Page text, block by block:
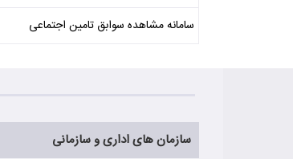
سامانه مشاهده سوابق تامین اجتماعی
سازمان های اداری و سازمانی